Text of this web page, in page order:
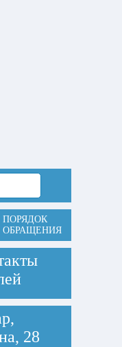
ПОРЯДОК
ОБРАЩЕНИЯ
28